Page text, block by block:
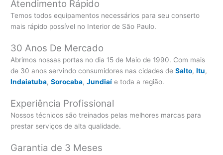
Atendimento Rápido
Temos todos equipamentos necessários para seu conserto
mais rápido possível no Interior de São Paulo.
30 Anos De Mercado
Abrimos nossas portas no dia 15 de Maio de 1990. Com mais
de 30 anos servindo consumidores nas cidades deSalto,Itu,
Indaiatuba,Sorocaba,Jundiaí e toda a região.
Experiência Profissional
Nossos técnicos são treinados pelas melhores marcas para
prestar serviços de alta qualidade.
Garantia de 3 Meses